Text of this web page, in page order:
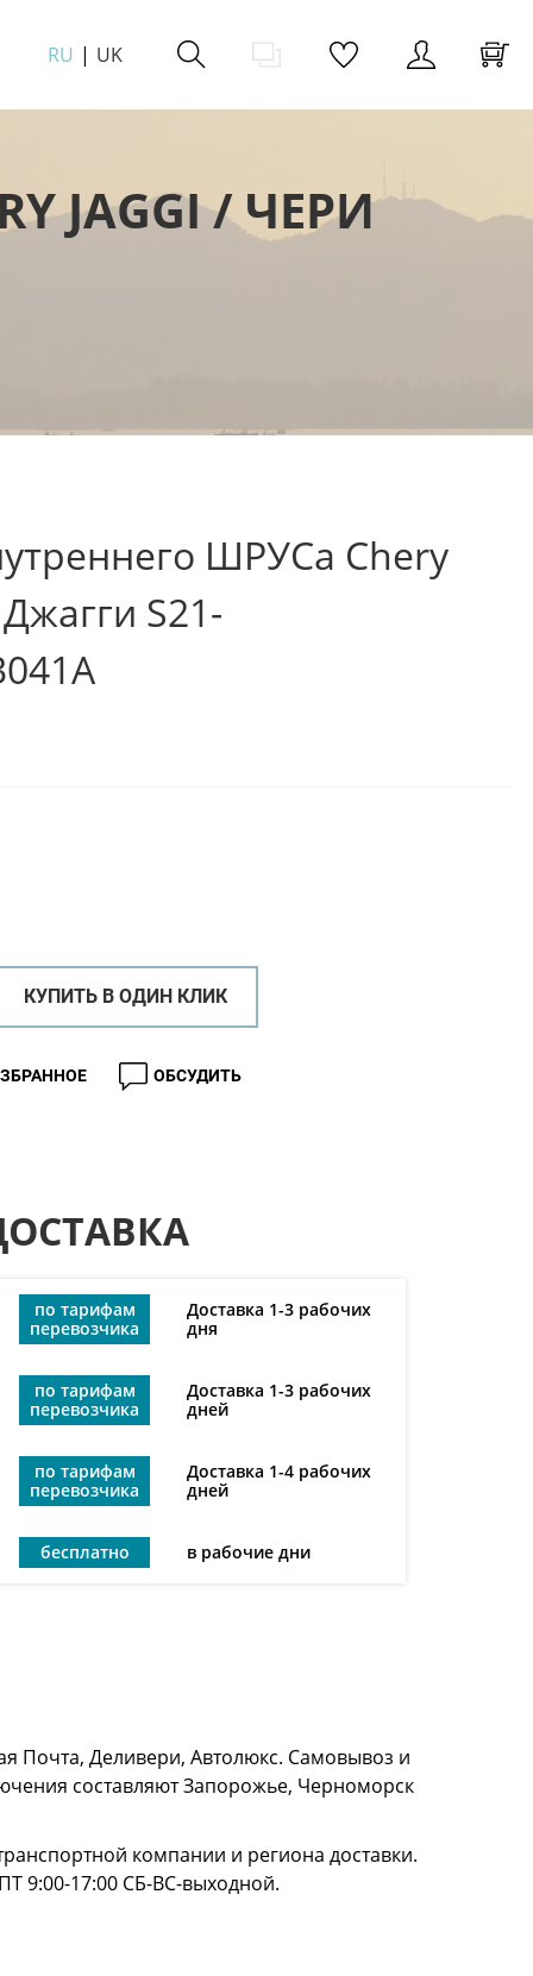
RU UK
JAGGI / ЧЕРИ
ШРУСа Chery
S21-
КУПИТЬ В ОДИН КЛИК
ОБСУДИТЬ
по тарифам
перевозчика
Доставка 1-3 рабочих
дня
по тарифам
перевозчика
Доставка 1-3 рабочих
дней
по тарифам
перевозчика
Доставка 1-4 рабочих
дней
бесплатно в рабочие дни
Почта, Деливери, Автолюкс. Самовывоз и
составляют Запорожье, Черноморск
компании и региона доставки.
9:00-17:00 СБ-ВС-выходной.